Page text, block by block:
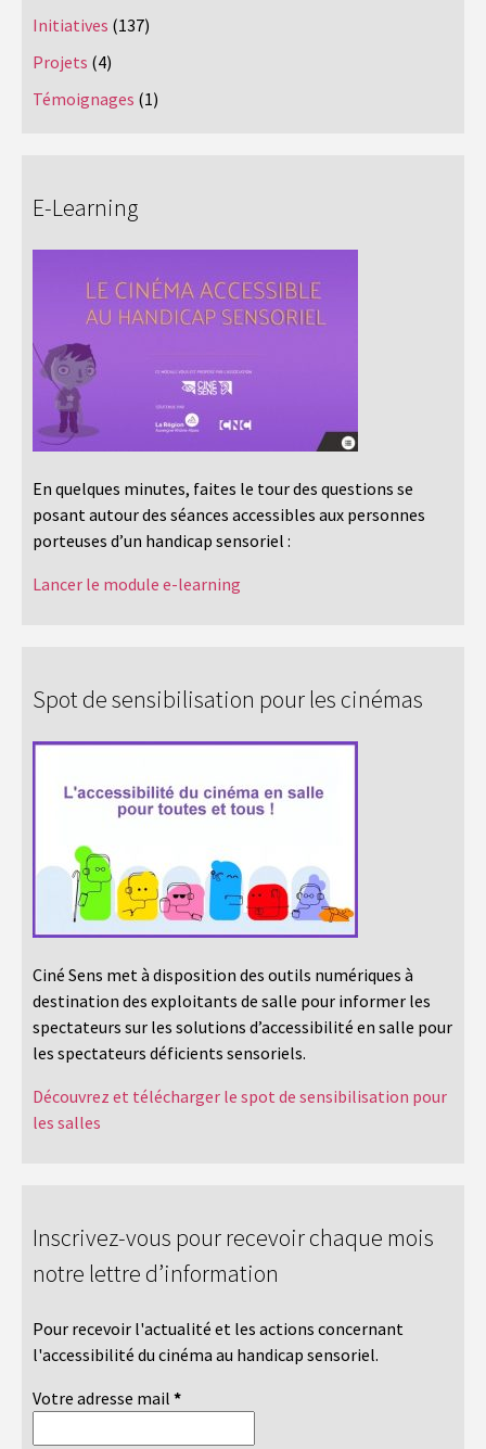
Initiatives (137)
Projets (4)
Témoignages (1)
E-Learning
En quelques minutes, faites le tour des questions se
posant autour des séances accessibles aux personnes
porteuses d’un handicap sensoriel :
Lancer le module e-learning
Spot de sensibilisation pour les cinémas
Ciné Sens met à disposition des outils numériques à
destination des exploitants de salle pour informer les
spectateurs sur les solutions d’accessibilité en salle pour
les spectateurs déficients sensoriels.
Découvrez et télécharger le spot de sensibilisation pour
les salles
Inscrivez-vous pour recevoir chaque mois
notre lettre d’information
Pour recevoir l'actualité et les actions concernant
l'accessibilité du cinéma au handicap sensoriel.
Votre adresse mail *